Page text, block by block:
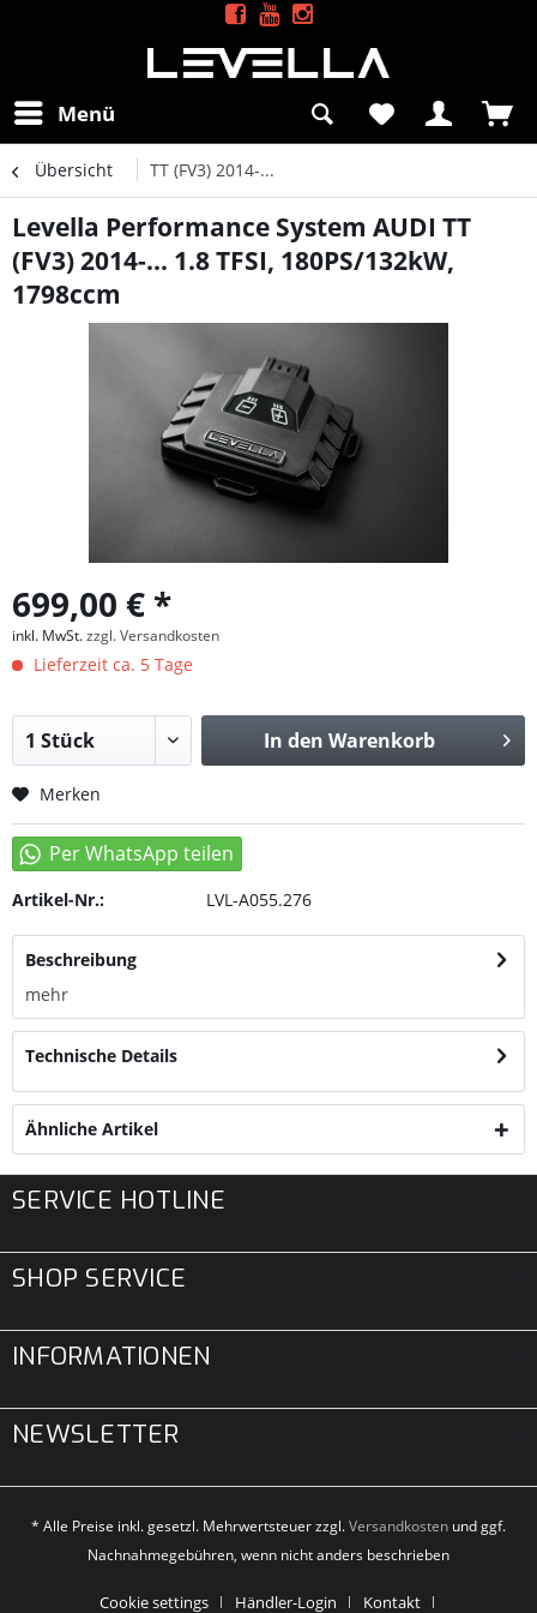
Menü
Übersicht TT (FV3) 2014-...
Levella Performance System AUDI TT
(FV3) 2014-... 1.8 TFSI, 180PS/132kW,
1798ccm
699,00 € *
inkl. MwSt.zzgl. Versandkosten
Lieferzeit ca. 5 Tage
In den Warenkorb
Merken
Artikel-Nr.: LVL-A055.276
Beschreibung
mehr
Technische Details
Ähnliche Artikel
SERVICE HOTLINE
SHOP SERVICE
INFORMATIONEN
NEWSLETTER
* Alle Preise inkl. gesetzl. Mehrwertsteuer zzgl.Versandkosten und ggf.
Nachnahmegebühren, wenn nicht anders beschrieben
Cookie settings Händler-Login Kontakt